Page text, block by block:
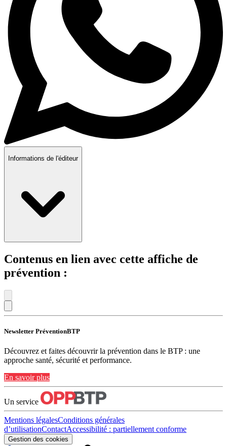
Informations de l'éditeur
Contenus en lien avec cette affiche de
prévention :
Newsletter PréventionBTP
Découvrez et faites découvrir la prévention dans le BTP : une
approche santé, sécurité et performance.
En savoir plus
Un service
Mentions légalesConditions générales
d’utilisationContactAccessibilité : partiellement conforme
Gestion des cookies